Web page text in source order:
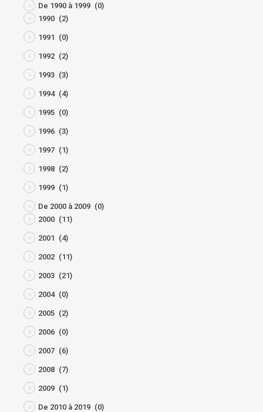
De 1990 à 1999 (0)
1990 (2)
1991 (0)
1992 (2)
1993 (3)
1994 (4)
1995 (0)
1996 (3)
1997 (1)
1998 (2)
1999 (1)
De 2000 à 2009 (0)
2000 (11)
2001 (4)
2002 (11)
2003 (21)
2004 (0)
2005 (2)
2006 (0)
2007 (6)
2008 (7)
2009 (1)
De 2010 à 2019 (0)